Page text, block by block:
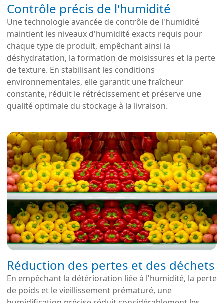
Contrôle précis de l'humidité
Une technologie avancée de contrôle de l'humidité
maintient les niveaux d'humidité exacts requis pour
chaque type de produit, empêchant ainsi la
déshydratation, la formation de moisissures et la perte
de texture. En stabilisant les conditions
environnementales, elle garantit une fraîcheur
constante, réduit le rétrécissement et préserve une
qualité optimale du stockage à la livraison.
Réduction des pertes et des déchets
En empêchant la détérioration liée à l'humidité, la perte
de poids et le vieillissement prématuré, une